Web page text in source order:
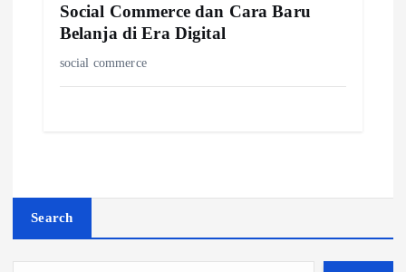
Social Commerce dan Cara Baru
Belanja di Era Digital
social commerce
Search